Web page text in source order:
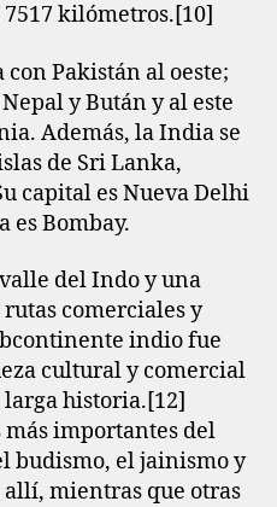
kilómetros.[10]​
Pakistán al oeste;
y Bután y al este
Además, la India se
de Sri Lanka,
capital es Nueva Delhi
es Bombay.
del Indo y una
comerciales y
indio fue
cultural y comercial
historia.[12]​
más importantes del
budismo, el jainismo y
mientras que otras